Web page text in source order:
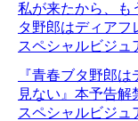
私が来たから、も
タ野郎はディアフ
スペシャルビジュ
『青春ブタ野郎
見ない』本予告解
スペシャルビジュ